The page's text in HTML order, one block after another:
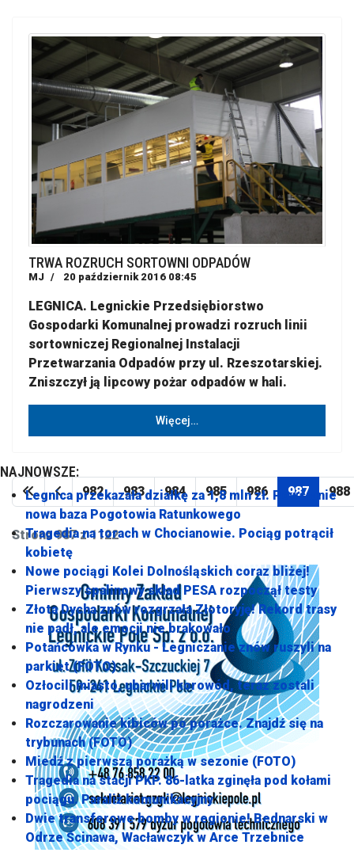
TRWA ROZRUCH SORTOWNI ODPADÓW
MJ 20 październik 2016 08:45
LEGNICA. Legnickie Przedsiębiorstwo
Gospodarki Komunalnej prowadzi rozruch linii
sortowniczej Regionalnej Instalacji
Przetwarzania Odpadów przy ul. Rzeszotarskiej.
Zniszczył ją lipcowy pożar odpadów w hali.
Więcej…
982 983 984 985 986 987 988
Strona 987 z 1122
NAJNOWSZE:
Legnica przekazała działkę za 1,8 mln zł. Powstanie
nowa baza Pogotowia Ratunkowego
Tragedia na torach w Chocianowie. Pociąg potrącił
kobietę
Nowe pociągi Kolei Dolnośląskich coraz bliżej!
Pierwszy spalinowy skład PESA rozpoczął testy
Złota Dycha znów rozgrzała Złotoryję! Rekord trasy
nie padł, ale emocji nie brakowało
Potańcówka w Rynku - Legniczanie znów ruszyli na
parkiet (FOTO)
Ozłocili miasto, ubarwili korowód, teraz zostali
nagrodzeni
Rozczarowanie kibiców po porażce. Znajdź się na
trybunach (FOTO)
Miedź z pierwszą porażką w sezonie (FOTO)
Tragedia na stacji PKP. 86-latka zginęła pod kołami
pociągu. Paraliż komunikacyjny
Dwie transferowe bomby w regionie! Bednarski w
Odrze Ścinawa, Wacławczyk w Arce Trzebnice